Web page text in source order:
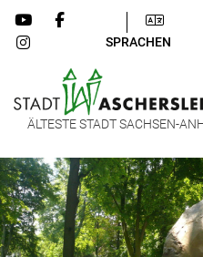
SPRACHEN
ÄLTESTE STADT SACHSEN-